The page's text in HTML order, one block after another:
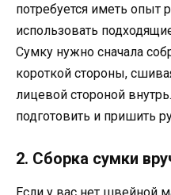
потребуется иметь опыт
использовать
Сумку нужно сначала
короткой стороны,
лицевой стороной
подготовить и пришить
2. Сборка сумки